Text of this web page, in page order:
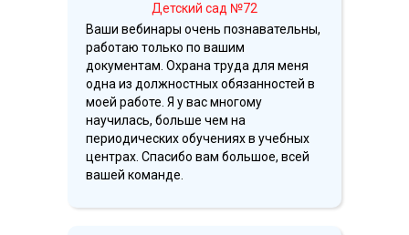
Ваши вебинары очень познавательны,
работаю только по вашим
документам. Охрана труда для меня
одна из должностных обязанностей в
моей работе. Я у вас многому
научилась, больше чем на
периодических обучениях в учебных
центрах. Спасибо вам большое, всей
вашей команде.
Детский сад №72